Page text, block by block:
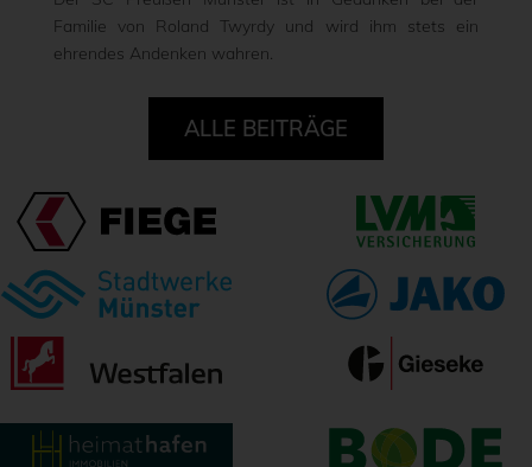
Familie von Roland Twyrdy und wird ihm stets ein
ehrendes Andenken wahren.
ALLE BEITRÄGE